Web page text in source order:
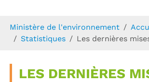
Ministère de l'environnement
Statistiques
Les dernières
LES DERNIÈRES